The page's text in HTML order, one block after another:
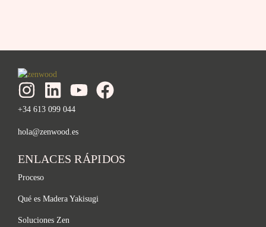
+34 613 099 044
hola@zenwood.es
ENLACES RÁPIDOS
Proceso
Qué es Madera Yakisugi
Soluciones Zen